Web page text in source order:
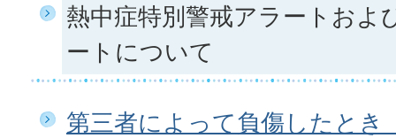
熱中症特別警戒アラートおよ
ートについて
第三者によって負傷したとき